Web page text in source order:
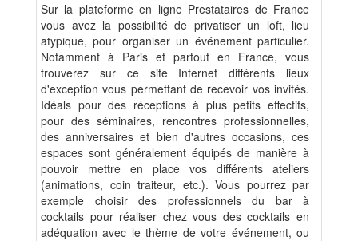
Sur la plateforme en ligne Prestataires de France
vous avez la possibilité de privatiser un loft, lieu
atypique, pour organiser un événement particulier.
Notamment à Paris et partout en France, vous
trouverez sur ce site Internet différents lieux
d'exception vous permettant de recevoir vos invités.
Idéals pour des réceptions à plus petits effectifs,
pour des séminaires, rencontres professionnelles,
des anniversaires et bien d'autres occasions, ces
espaces sont généralement équipés de manière à
pouvoir mettre en place vos différents ateliers
(animations, coin traiteur, etc.). Vous pourrez par
exemple choisir des professionnels du bar à
cocktails pour réaliser chez vous des cocktails en
adéquation avec le thème de votre événement, ou